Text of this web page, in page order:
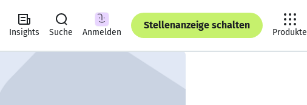
Insights Suche Anmelden
Stellenanzeige schalten
Produkte